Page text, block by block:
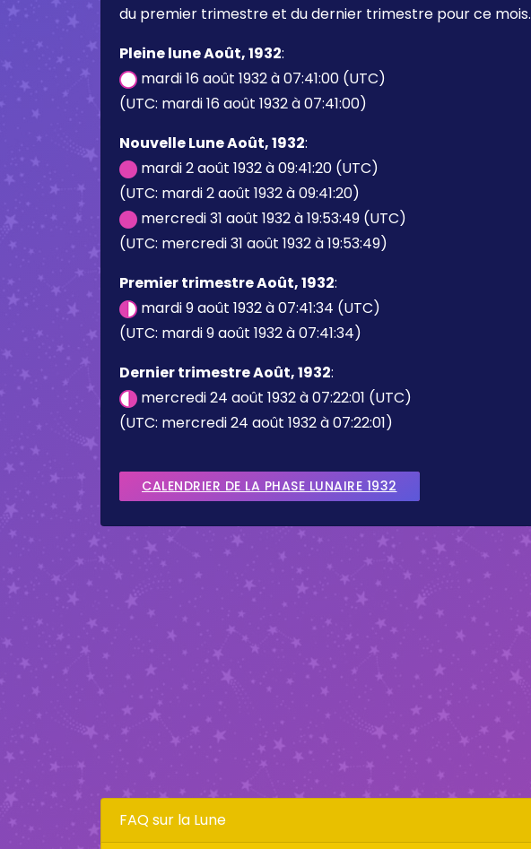
du premier trimestre et du dernier trimestre pour ce mois.
Pleine lune Août, 1932:
mardi 16 août 1932 à 07:41:00 (UTC)
(UTC: mardi 16 août 1932 à 07:41:00)
Nouvelle Lune Août, 1932:
mardi 2 août 1932 à 09:41:20 (UTC)
(UTC: mardi 2 août 1932 à 09:41:20)
mercredi 31 août 1932 à 19:53:49 (UTC)
(UTC: mercredi 31 août 1932 à 19:53:49)
Premier trimestre Août, 1932:
mardi 9 août 1932 à 07:41:34 (UTC)
(UTC: mardi 9 août 1932 à 07:41:34)
Dernier trimestre Août, 1932:
mercredi 24 août 1932 à 07:22:01 (UTC)
(UTC: mercredi 24 août 1932 à 07:22:01)
CALENDRIER DE LA PHASE LUNAIRE 1932
FAQ sur la Lune